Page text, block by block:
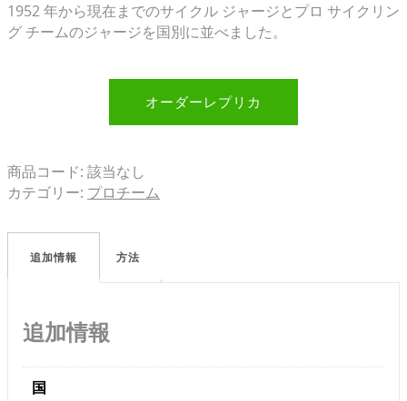
1952 年から現在までのサイクル ジャージとプロ サイクリン
グ チームのジャージを国別に並べました。
オーダーレプリカ
商品コード: 該当なし
カテゴリー: プロチーム
追加情報 方法
追加情報
国